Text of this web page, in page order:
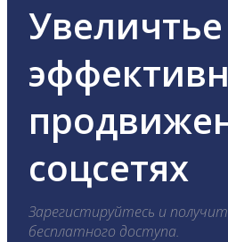
Увеличтье
соцсетях
Зарегистируйтесь и
бесплатного доступа.